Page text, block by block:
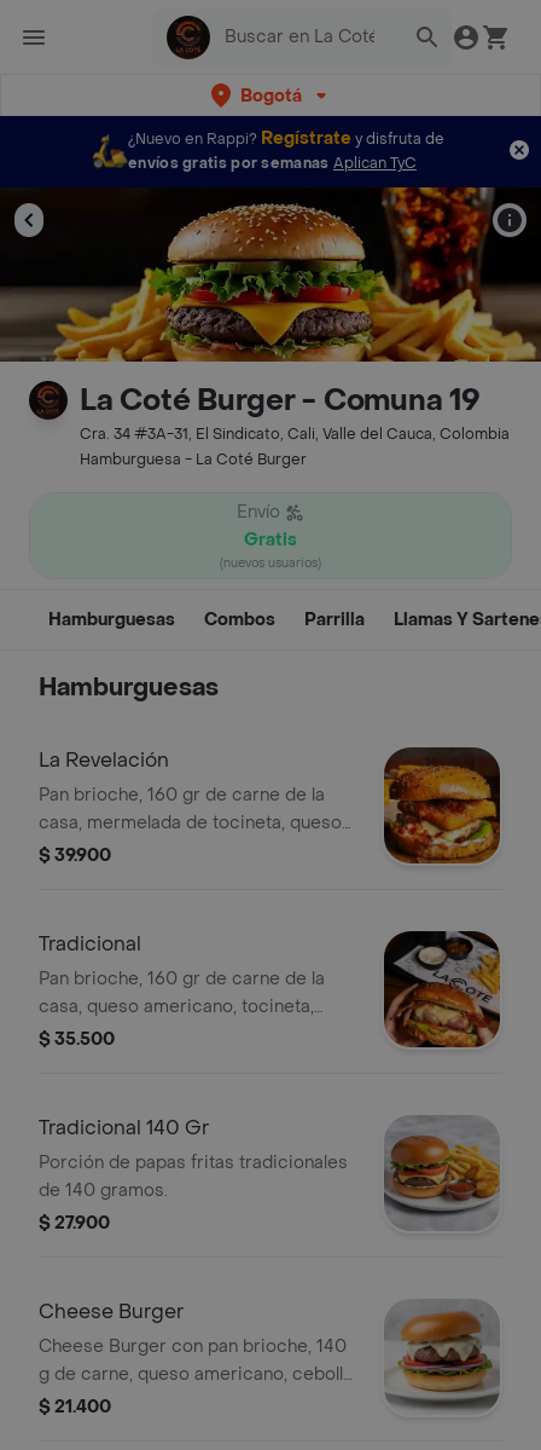
Bogotá
¿Nuevo en Rappi? Regístratey disfruta de
envíos gratis por semanas Aplican TyC
La Coté Burger - Comuna 19
Cra. 34 #3A-31, El Sindicato, Cali, Valle del Cauca, Colombia
Hamburguesa - La Coté Burger
Envío
Gratis
(nuevos usuarios)
Hamburguesas Combos Parrilla Llamas Y
Hamburguesas
La Revelación
Pan brioche, 160 gr de carne de la
casa, mermelada de tocineta, queso
americano, queso apanado, lechuga y
$ 39.900
Tradicional
Pan brioche, 160 gr de carne de la
casa, queso americano, tocineta,
cebolla caramelizada, tomate y
$ 35.500
Tradicional 140 Gr
Porción de papas fritas tradicionales
de 140 gramos.
$ 27.900
Cheese Burger
Cheese Burger con pan brioche, 140
g de carne, queso americano, cebolla,
tomate y lechuga.
$ 21.400